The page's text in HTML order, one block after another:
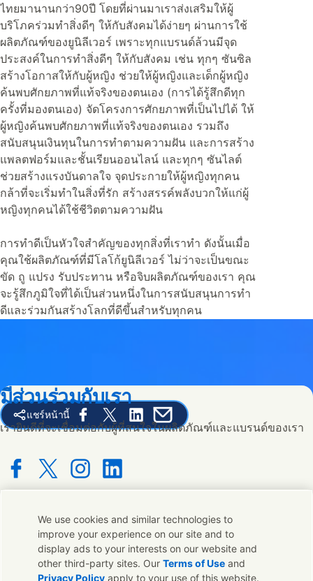
ไทยมานานกว่า90ปี โดยที่ผ่านมาเราส่งเสริมให้ผู้
บริโภคร่วมทำสิ่งดีๆ ให้กับสังคมได้ง่ายๆ ผ่านการใช้
ผลิตภัณฑ์ของยูนิลีเวอร์ เพราะทุกแบรนด์ล้วนมีจุด
ประสงค์ในการทำสิ่งดีๆ ให้กับสังคม เช่น ทุกๆ ซันซิล
สร้างโอกาสให้กับผู้หญิง ช่วยให้ผู้หญิงและเด็กผู้หญิง
ค้นพบศักยภาพที่แท้จริงของตนเอง (การได้รู้สึกดีทุก
ครั้งที่มองตนเอง) จัดโครงการศักยภาพที่เป็นไปได้ ให้
ผู้หญิงค้นพบศักยภาพที่แท้จริงของตนเอง รวมถึง
สนับสนุนเงินทุนในการทำตามความฝัน และการสร้าง
แพลตฟอร์มและชั้นเรียนออนไลน์ และทุกๆ ซันไลต์
ช่วยสร้างแรงบันดาลใจ จุดประกายให้ผู้หญิงทุกคน
กล้าที่จะเริ่มทำในสิ่งที่รัก สร้างสรรค์พลังบวกให้แก่ผู้
หญิงทุกคนได้ใช้ชีวิตตามความฝัน
การทำดีเป็นหัวใจสำคัญของทุกสิ่งที่เราทำ ดังนั้นเมื่อ
คุณใช้ผลิตภัณฑ์ที่มีโลโก้ยูนิลีเวอร์ ไม่ว่าจะเป็นขณะ
ขัด ถู แปรง รับประทาน หรือจิบผลิตภัณฑ์ของเรา คุณ
จะรู้สึกภูมิใจที่ได้เป็นส่วนหนึ่งในการสนับสนุนการทำ
ดีและร่วมกันสร้างโลกที่ดีขึ้นสำหรับทุกคน
แชร์หน้านี้
Share this page on Facebook
Share this page on X
Share this page on Linked In
Share this page on E-mail
มีส่วนร่วมกับเรา
เรายินดีที่จะเชื่อมต่อกับผู้ที่สนใจในผลิตภัณฑ์และแบรนด์ของเรา
ติดต่อเรา
ติดต่อทีมผู้เชี่ยวชาญและ Unilever หรือค้นหาที่ติดต่อทั่วโลก
We use cookies and similar technologies to
improve your experience on our site and to
display ads to your interests on our website and
other third-party sites. OurTerms of Use and
Privacy Policy apply to your use of this website.